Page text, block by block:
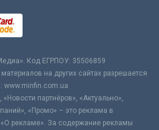
Код ЕГРПОУ: 35506859
на других сайтах разрешается
www.minfin.com.ua
партнёров», «Актуально»,
«Промо» – это реклама в
рекламе». За содержание рекламы